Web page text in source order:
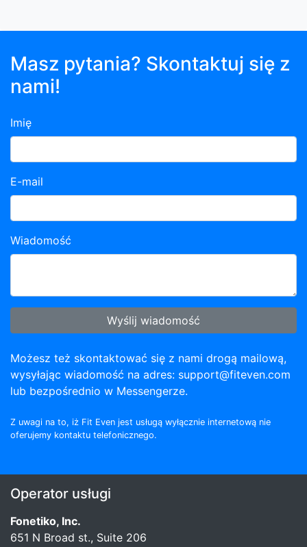
Masz pytania? Skontaktuj się z
nami!
Imię
E-mail
Wiadomość
Wyślij wiadomość
Możesz też skontaktować się z nami drogą mailową,
wysyłając wiadomość na adres: support@fiteven.com
lub bezpośrednio w Messengerze.
Z uwagi na to, iż Fit Even jest usługą wyłącznie internetową nie
oferujemy kontaktu telefonicznego.
Operator usługi
Fonetiko, Inc.
651 N Broad st., Suite 206